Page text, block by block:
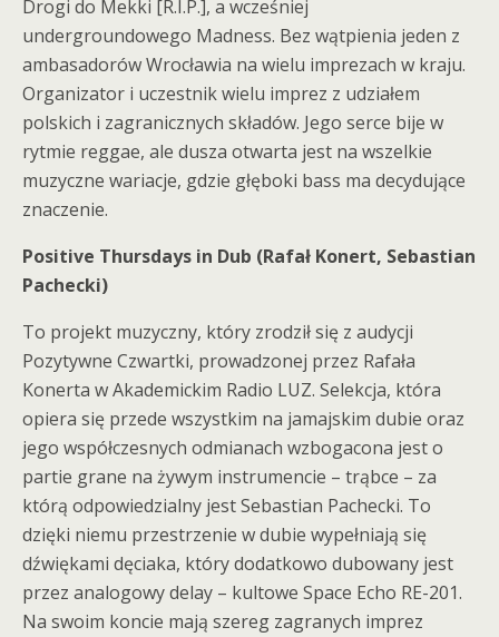
Drogi do Mekki [R.I.P.], a wcześniej
undergroundowego Madness. Bez wątpienia jeden z
ambasadorów Wrocławia na wielu imprezach w kraju.
Organizator i uczestnik wielu imprez z udziałem
polskich i zagranicznych składów. Jego serce bije w
rytmie reggae, ale dusza otwarta jest na wszelkie
muzyczne wariacje, gdzie głęboki bass ma decydujące
znaczenie.
Positive Thursdays in Dub (Rafał Konert, Sebastian
Pachecki)
To projekt muzyczny, który zrodził się z audycji
Pozytywne Czwartki, prowadzonej przez Rafała
Konerta w Akademickim Radio LUZ. Selekcja, która
opiera się przede wszystkim na jamajskim dubie oraz
jego współczesnych odmianach wzbogacona jest o
partie grane na żywym instrumencie – trąbce – za
którą odpowiedzialny jest Sebastian Pachecki. To
dzięki niemu przestrzenie w dubie wypełniają się
dźwiękami dęciaka, który dodatkowo dubowany jest
przez analogowy delay – kultowe Space Echo RE-201.
Na swoim koncie mają szereg zagranych imprez